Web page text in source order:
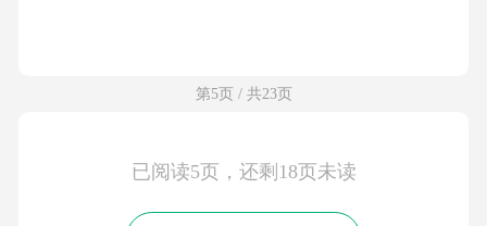
第5页 / 共23页
已阅读5页，还剩18页未读